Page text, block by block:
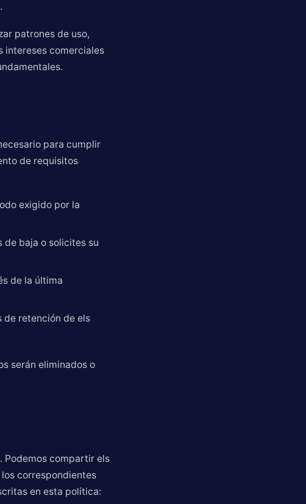
patrones de uso,
intereses comerciales
para cumplir
de requisitos
exigido por la
de baja o solicites su
de la última
de retención de els
serán eliminados o
Podemos compartir els
correspondientes
en esta política: